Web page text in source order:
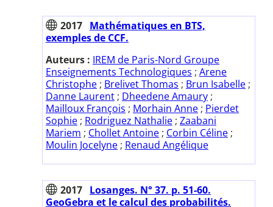
2017 Mathématiques en BTS,
exemples de CCF.
Auteurs : IREM de Paris-Nord Groupe
Enseignements Technologiques ; Arene
Christophe ; Brelivet Thomas ; Brun Isabelle ;
Danne Laurent ; Dheedene Amaury ;
Mailloux François ; Morhain Anne ; Pierdet
Sophie ; Rodriguez Nathalie ; Zaabani
Mariem ; Chollet Antoine ; Corbin Céline ;
Moulin Jocelyne ; Renaud Angélique
2017 Losanges. N° 37. p. 51-60.
GeoGebra et le calcul des probabilités.